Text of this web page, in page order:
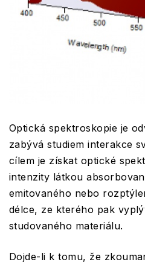
Optická spektroskopie je
zabývá studiem interakce
cílem je získat optické
intenzity látkou
emitovaného nebo
délce, ze kterého pak
studovaného materiálu.
Dojde-li k tomu, že